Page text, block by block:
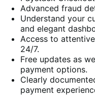
Advanced fraud
Understand your
and elegant
Access to
24/7.
Free updates as
payment options.
Clearly
payment